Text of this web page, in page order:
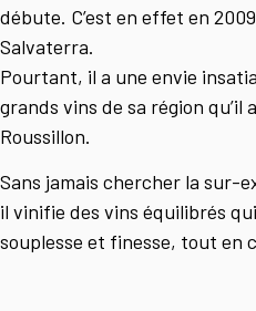
débute. C’est en effet en
Salvaterra.
Pourtant, il a une envie
grands vins de sa région
Roussillon.
Sans jamais chercher la
il vinifie des vins équilibrés
souplesse et finesse, tout en